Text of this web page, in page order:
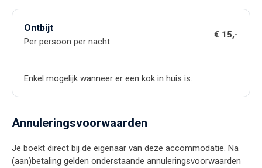
Ontbijt
Per persoon per nacht
€ 15,-
Enkel mogelijk wanneer er een kok in huis is.
Annuleringsvoorwaarden
Je boekt direct bij de eigenaar van deze accommodatie. Na
(aan)betaling gelden onderstaande annuleringsvoorwaarden